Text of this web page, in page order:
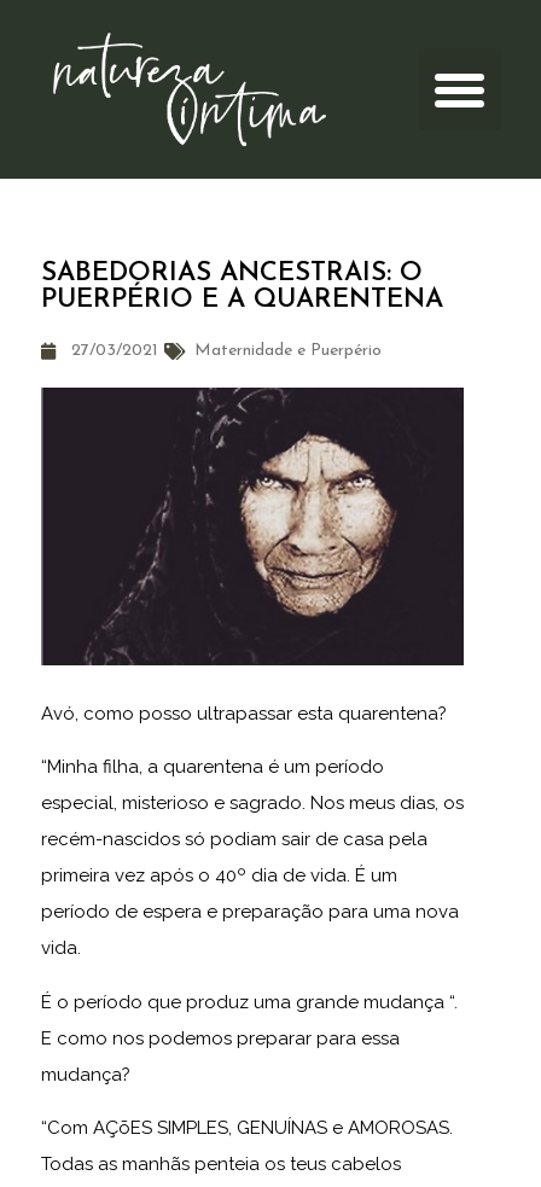
SABEDORIAS ANCESTRAIS: O
PUERPÉRIO E A QUARENTENA
27/03/2021 Maternidade e Puerpério
Avó, como posso ultrapassar esta quarentena?
“Minha filha, a quarentena é um período
especial, misterioso e sagrado. Nos meus dias, os
recém-nascidos só podiam sair de casa pela
primeira vez após o 40º dia de vida. É um
período de espera e preparação para uma nova
vida.
É o período que produz uma grande mudança “.
E como nos podemos preparar para essa
mudança?
“Com AÇõES SIMPLES, GENUÍNAS e AMOROSAS.
Todas as manhãs penteia os teus cabelos